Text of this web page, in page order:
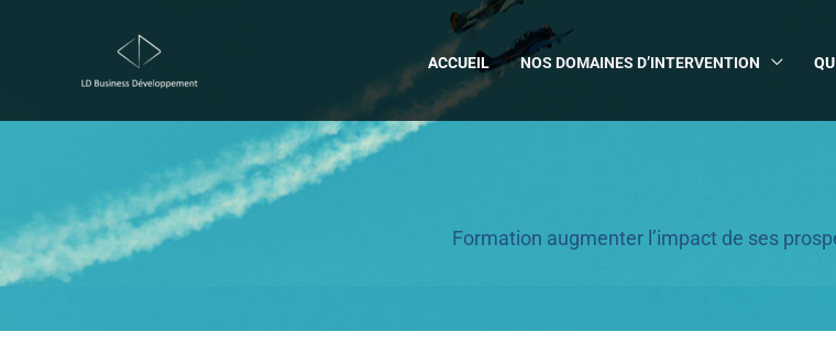
ACCUEIL NOS DOMAINES D’INTERVENTION
Formation augmenter l’impact de ses